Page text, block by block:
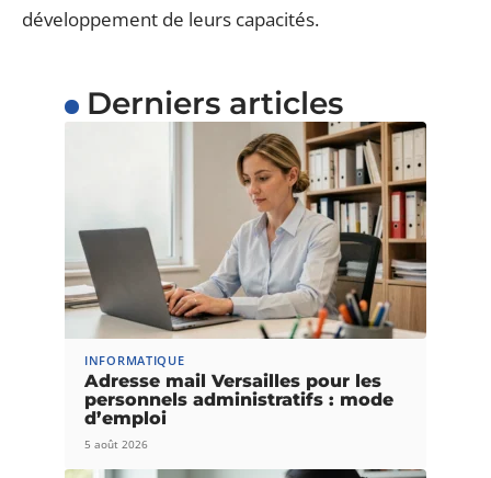
développement de leurs capacités.
Derniers articles
INFORMATIQUE
Adresse mail Versailles pour les
personnels administratifs : mode
d’emploi
5 août 2026